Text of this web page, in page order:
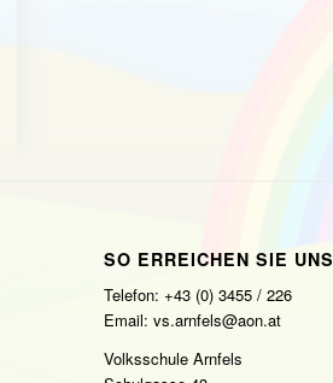
SO ERREICHEN SIE UNS
Telefon: +43 (0) 3455 / 226
Email: vs.arnfels@aon.at
Volksschule Arnfels